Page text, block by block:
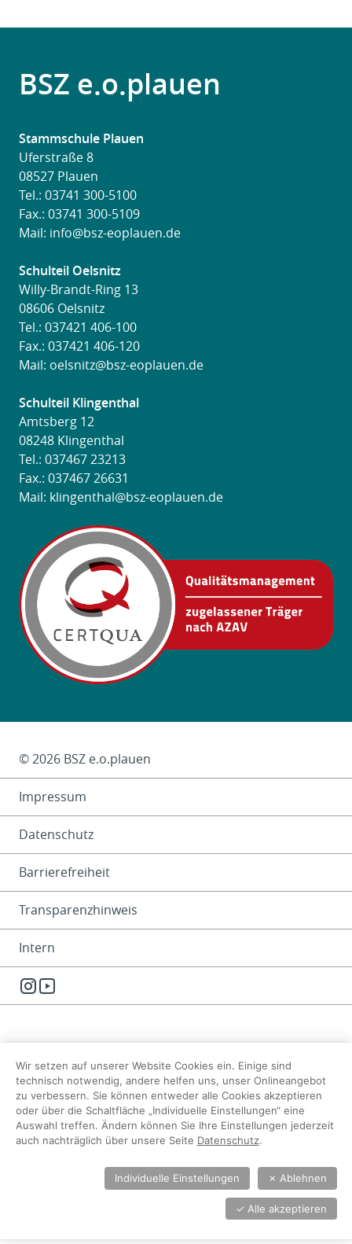
BSZ e.o.plauen
Stammschule Plauen
Uferstraße 8
08527 Plauen
Tel.: 03741 300-5100
Fax.: 03741 300-5109
Mail: info@bsz-eoplauen.de
Schulteil Oelsnitz
Willy-Brandt-Ring 13
08606 Oelsnitz
Tel.: 037421 406-100
Fax.: 037421 406-120
Mail: oelsnitz@bsz-eoplauen.de
Schulteil Klingenthal
Amtsberg 12
08248 Klingenthal
Tel.: 037467 23213
Fax.: 037467 26631
Mail: klingenthal@bsz-eoplauen.de
Das Kleingedruckte
© 2026 BSZ e.o.plauen
Impressum
Datenschutz
Barrierefreiheit
Transparenzhinweis
Intern
Instagram
Wir setzen auf unserer Website Cookies ein. Einige sind
technisch notwendig, andere helfen uns, unser Onlineangebot
zu verbessern. Sie können entweder alle Cookies akzeptieren
oder über die Schaltfläche „Individuelle Einstellungen“ eine
Auswahl treffen. Ändern können Sie Ihre Einstellungen jederzeit
auch nachträglich über unsere Seite Datenschutz.
✓ Alle akzeptieren
Individuelle Einstellungen ✗ Ablehnen